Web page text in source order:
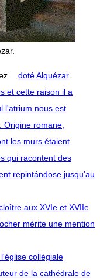
doté Alquézar
et cette raison il a
l'atrium nous est
Origine romane,
les murs étaient
qui racontent des
repintándose jusqu'au
aux XVIe et XVIIe
mérite une mention
collégiale
de la cathédrale de